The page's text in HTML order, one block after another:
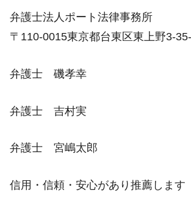
弁護士法人ポート法律事務所
〒110-0015東京都台東区東上野3-
弁護士 磯孝幸
弁護士 吉村実
弁護士 宮嶋太郎
信用・信頼・安心があり推薦します